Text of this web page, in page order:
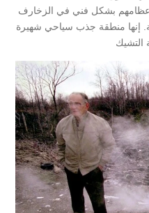
ترتيب عظامهم بشكل فني في الزخارف
إنها منطقة جذب سياحي شهيرة
التشيك